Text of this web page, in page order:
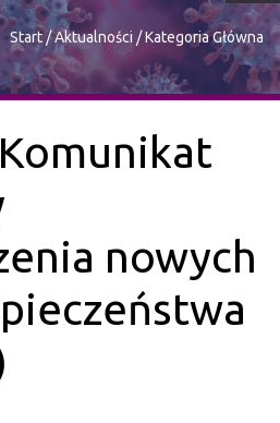
Start/Aktualności/Kategoria Główna
nowych